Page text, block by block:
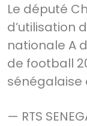
Le député
d’utilisation
nationale A
de football
sénégalaise
— RTS